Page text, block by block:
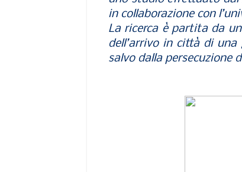
in collaborazione con
La ricerca è partita da
dell’arrivo in città di una
salvo dalla persecuzione